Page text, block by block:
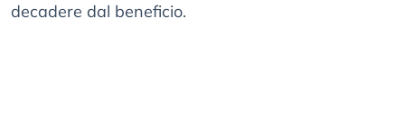
decadere dal beneficio.